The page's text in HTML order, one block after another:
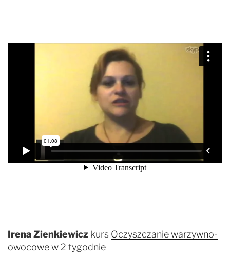
Irena Zienkiewicz kurs Oczyszczanie warzywno-
owocowe w 2 tygodnie